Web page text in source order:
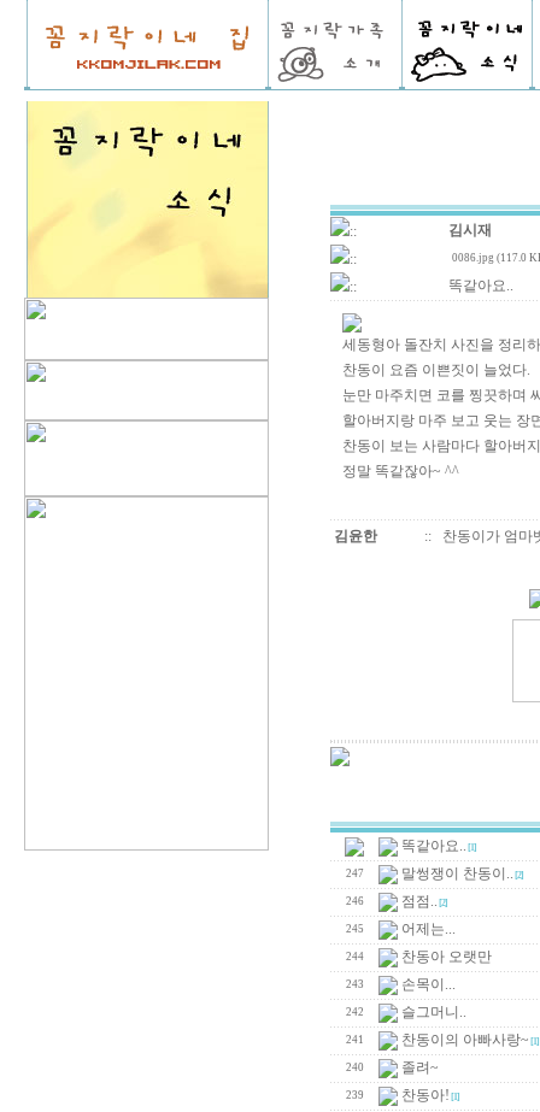
::
김시재
::
0086.jpg (117.0
:: 똑같아요..
세동형아 돌잔치 사진을 정리
찬동이 요즘 이쁜짓이 늘었다.
눈만 마주치면 코를 찡끗하며
할아버지랑 마주 보고 웃는 장
찬동이 보는 사람마다 할아버
정말 똑같잖아~ ^^
김윤한 :: 찬동이가 엄마
똑같아요.. [1]
247 말썽쟁이 찬동이.. [2]
246 점점.. [2]
245 어제는...
244 찬동아 오랫만
243 손목이...
242 슬그머니..
241 찬동이의 아빠사랑~ [1]
240 졸려~
239 찬동아! [1]